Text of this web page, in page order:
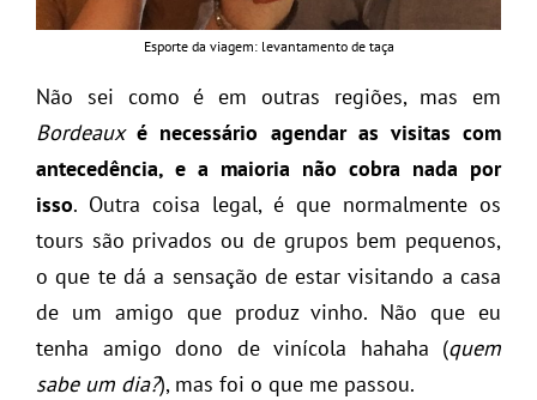
Esporte da viagem: levantamento de taça
Não sei como é em outras regiões, mas em
Bordeaux é necessário agendar as visitas com
antecedência, e a maioria não cobra nada por
isso. Outra coisa legal, é que normalmente os
tours são privados ou de grupos bem pequenos,
o que te dá a sensação de estar visitando a casa
de um amigo que produz vinho. Não que eu
tenha amigo dono de vinícola hahaha (quem
sabe um dia?), mas foi o que me passou.